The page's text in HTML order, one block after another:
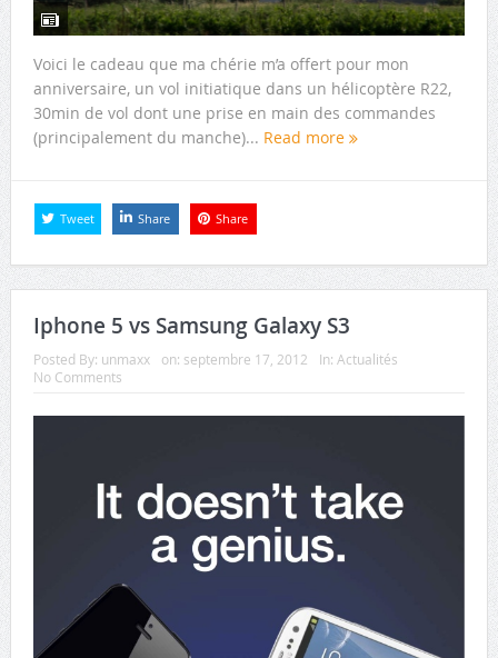
Voici le cadeau que ma chérie m’a offert pour mon
anniversaire, un vol initiatique dans un hélicoptère R22,
30min de vol dont une prise en main des commandes
(principalement du manche)... Read more
Tweet Share Share
Iphone 5 vs Samsung Galaxy S3
Posted By: unmaxx on: septembre 17, 2012 In: Actualités
No Comments